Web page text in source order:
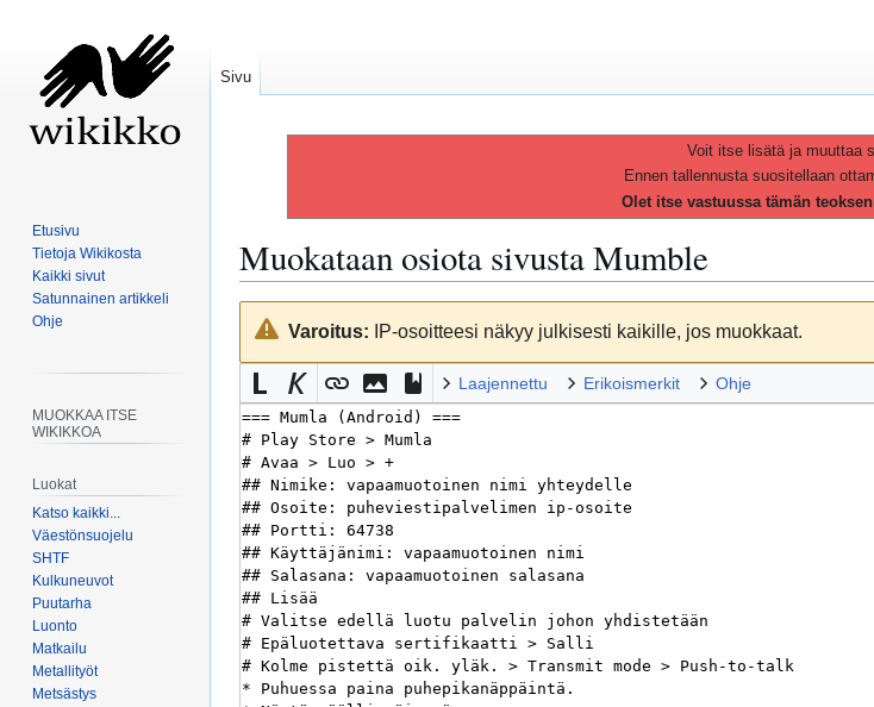
Voit itse lisätä ja muuttaa
Ennen tallennusta suositellaan
Olet itse vastuussa tämän
Muokataan osiota sivustaMumble
Siirry
navigaatioon
Siirry
hakuunVaroitus: IP-osoitteesi näkyy julkisesti kaikille, jos muokkaat.
Laajennettu Erikoismerkit Ohje
Sivu
Etusivu
Tietoja Wikikosta
Kaikki sivut
Satunnainen artikkeli
Ohje
MUOKKAA ITSE
WIKIKKOA
Luokat
Katso kaikki...
Väestönsuojelu
SHTF
Kulkuneuvot
Puutarha
Luonto
Matkailu
Metallityöt
Metsästys